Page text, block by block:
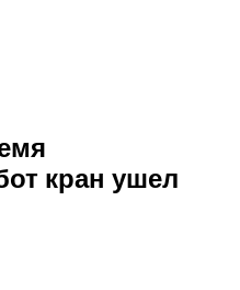
кран ушел